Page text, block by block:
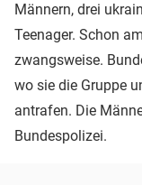
Männern, drei
Teenager. Schon
zwangsweise.
wo sie die Gruppe
antrafen. Die
Bundespolizei.